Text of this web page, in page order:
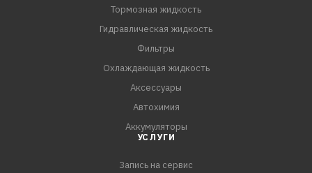
Тормозная жидкость
Гидравлическая жидкость
Фильтры
Охлаждающая жидкость
Аксессуары
Автохимия
Аккумуляторы
УСЛУГИ
Запись на сервис